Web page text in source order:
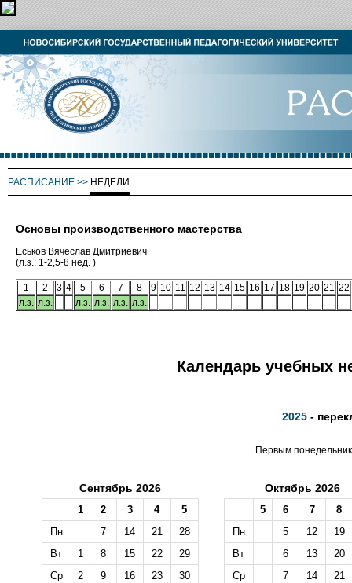
РАСПИСАНИЕ >> НЕДЕЛИ
Основы производственного мастерства
Еськов Вячеслав Дмитриевич
(л.з.: 1-2,5-8 нед. )
1 2 3 4 5 6 7 8 9 10 11 12 13 14 15 16 17 18 19 20 21 22
л.з. л.з. л.з. л.з. л.з. л.з.
Календарь учебных
2025 -
Первым
Сентябрь 2026
1 2 3 4
5
Пн
7 14 21
28
Вт
1 8 15 22
29
Ср
2 9 16 23
30
Октябрь 2026
5 6 7
8
Пн
5 12
19
Вт
6 13
20
Ср
7 14
21